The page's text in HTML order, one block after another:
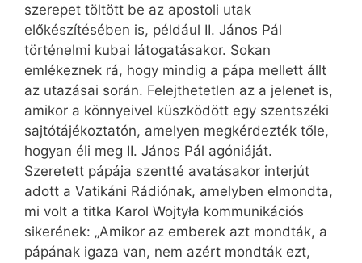
szerepet töltött be az apostoli utak
előkészítésében is, például II. János Pál
történelmi kubai látogatásakor. Sokan
emlékeznek rá, hogy mindig a pápa mellett állt
az utazásai során. Felejthetetlen az a jelenet is,
amikor a könnyeivel küszködött egy szentszéki
sajtótájékoztatón, amelyen megkérdezték tőle,
hogyan éli meg II. János Pál agóniáját.
Szeretett pápája szentté avatásakor interjút
adott a Vatikáni Rádiónak, amelyben elmondta,
mi volt a titka Karol Wojtyła kommunikációs
sikerének: „Amikor az emberek azt mondták, a
pápának igaza van, nem azért mondták ezt,